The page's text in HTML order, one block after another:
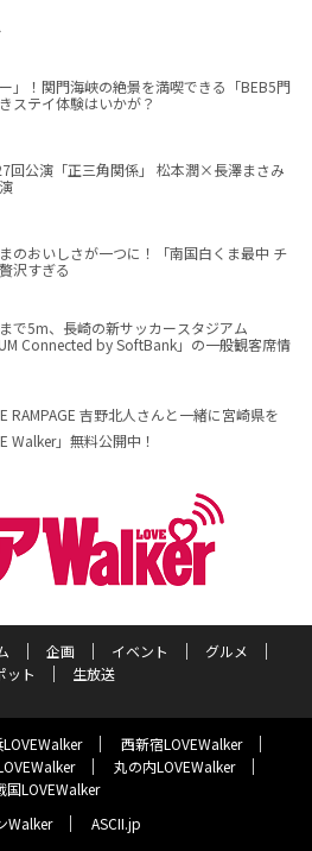
」！関門海峡の絶景を満喫できる「BEB5門
ステイ体験はいかが？
回公演「正三角関係」 松本潤×長澤まさみ
のおいしさが一つに！「南国白くま最中 チ
沢すぎる
で5m、長崎の新サッカースタジアム
Connected by SoftBank」の一般観客席情
RAMPAGE 吉野北人さんと一緒に宮崎県を
Walker」無料公開中！
企画 イベント
グルメ
ット
生放送
西新宿LOVEWalker
丸の内LOVEWalker
国LOVEWalker
Walker
ASCII.jp